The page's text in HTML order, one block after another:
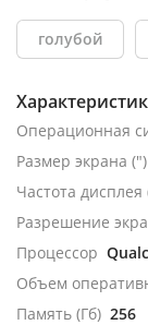
голубой
Операционная
Размер экрана (")
Частота дисплея
Разрешение
Процессор
Объем
Память (Гб) 256